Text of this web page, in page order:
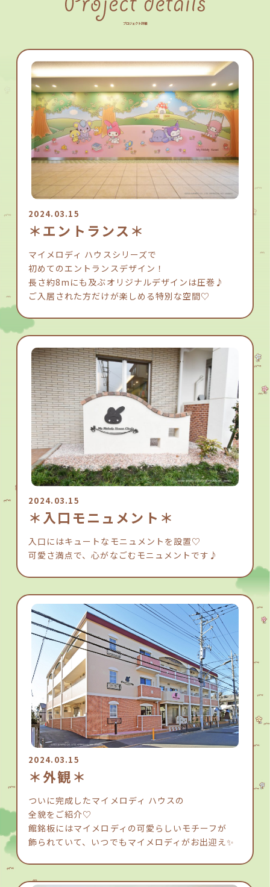
プロジェクト詳細
2024.03.15
＊エントランス＊
マイメロディ ハウスシリーズで
初めてのエントランスデザイン！
長さ約8mにも及ぶオリジナルデザインは圧巻♪
ご入居された方だけが楽しめる特別な空間♡
2024.03.15
＊入口モニュメント＊
入口にはキュートなモニュメントを設置♡
可愛さ満点で、心がなごむモニュメントです♪
2024.03.15
＊外観＊
ついに完成したマイメロディ ハウスの
全貌をご紹介♡
館銘板にはマイメロディの可愛らしいモチーフが
飾られていて、いつでもマイメロディがお出迎え✨